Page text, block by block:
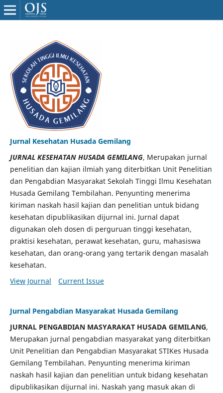
Jurnal Kesehatan Husada Gemilang
JURNAL KESEHATAN HUSADA GEMILANG, Merupakan jurnal
penelitian dan kajian ilmiah yang diterbitkan Unit Penelitian
dan Pengabdian Masyarakat Sekolah Tinggi Ilmu Kesehatan
Husada Gemilang Tembilahan. Penyunting menerima
kiriman naskah hasil kajian dan penelitian untuk bidang
kesehatan dipublikasikan dijurnal ini. Jurnal dapat
digunakan oleh dosen di perguruan tinggi kesehatan,
praktisi kesehatan, perawat kesehatan, guru, mahasiswa
kesehatan, dan orang-orang yang tertarik dengan masalah
kesehatan.
View Journal
Current Issue
Jurnal Pengabdian Masyarakat Husada Gemilang
JURNAL PENGABDIAN MASYARAKAT HUSADA GEMILANG,
Merupakan jurnal pengabdian masyarakat yang diterbitkan
Unit Penelitian dan Pengabdian Masyarakat STIKes Husada
Gemilang Tembilahan. Penyunting menerima kiriman
naskah hasil kajian dan penelitian untuk bidang kesehatan
dipublikasikan dijurnal ini. Naskah yang masuk akan di